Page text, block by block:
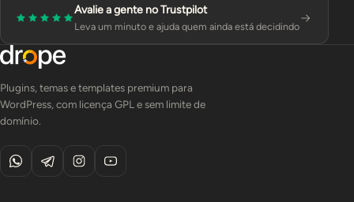
Avalie a gente no Trustpilot
Leva um minuto e ajuda quem ainda está decidindo
Plugins, temas e templates premium para
WordPress, com licença GPL e sem limite de
domínio.